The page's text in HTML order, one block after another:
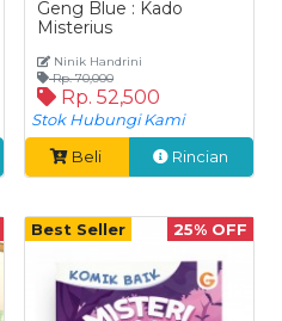
Geng Blue : Kado
Misterius
Ninik Handrini
Rp. 70,000
Rp. 52,500
Stok Hubungi Kami
Beli
Rincian
Best Seller 25% OFF